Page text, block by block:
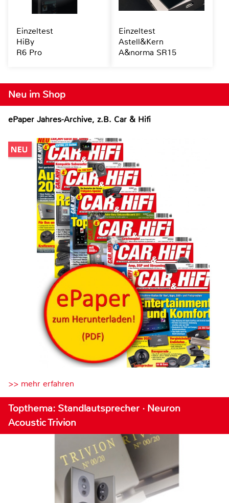
Neu im Shop
ePaper Jahres-Archive, z.B. Car & Hifi
>> mehr erfahren
Topthema: Standlautsprecher · Neuron
Acoustic Trivion
Einzeltest
HiBy
R6 Pro
Einzeltest
Astell&Kern
A&norma SR15